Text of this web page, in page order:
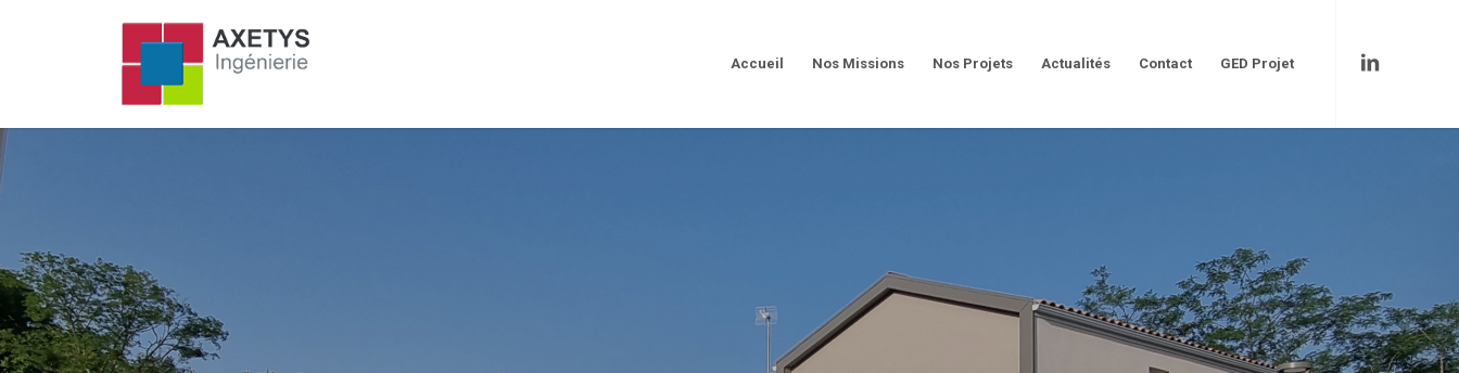
Accueil Nos Missions Nos Projets Actualités Contact GED Projet